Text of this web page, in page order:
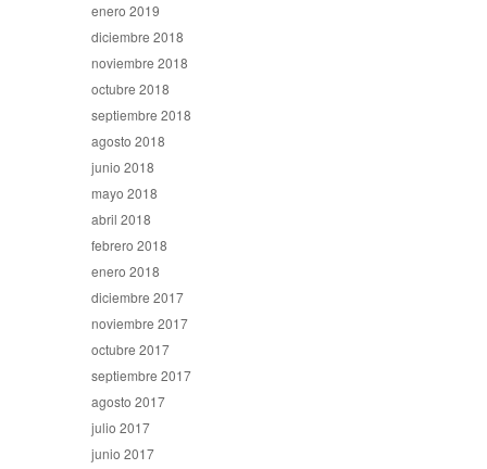
enero 2019
diciembre 2018
noviembre 2018
octubre 2018
septiembre 2018
agosto 2018
junio 2018
mayo 2018
abril 2018
febrero 2018
enero 2018
diciembre 2017
noviembre 2017
octubre 2017
septiembre 2017
agosto 2017
julio 2017
junio 2017